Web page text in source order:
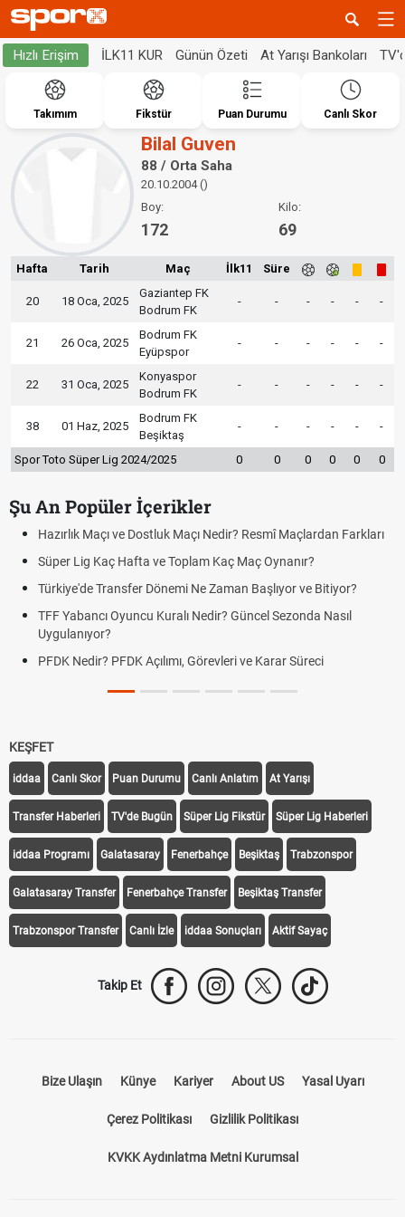
Hızlı Erişim İLK11 KUR Günün Özeti At Yarışı Bankoları
Takımım Fikstür Puan Durumu Canlı Skor
Bilal Guven
88 / Orta Saha
20.10.2004 ()
Boy:
172
Kilo:
69
Hafta Tarih Maç İlk11 Süre
20 18 Oca, 2025
Gaziantep FK
Bodrum FK
- - - - - -
21 26 Oca, 2025
Bodrum FK
Eyüpspor
- - - - - -
22 31 Oca, 2025
Konyaspor
Bodrum FK
- - - - - -
38 01 Haz, 2025
Bodrum FK
Beşiktaş
- - - - - -
Spor Toto Süper Lig 2024/2025 0 0 0 0 0 0
Şu An Popüler İçerikler
Hazırlık Maçı ve Dostluk Maçı Nedir? Resmî Maçlardan Farkları
Süper Lig Kaç Hafta ve Toplam Kaç Maç Oynanır?
Türkiye'de Transfer Dönemi Ne Zaman Başlıyor ve Bitiyor?
TFF Yabancı Oyuncu Kuralı Nedir? Güncel Sezonda Nasıl
Uygulanıyor?
PFDK Nedir? PFDK Açılımı, Görevleri ve Karar Süreci
KEŞFET
iddaa Canlı Skor Puan Durumu Canlı Anlatım At Yarışı
Transfer Haberleri TV'de Bugün Süper Lig Fikstür Süper Lig Haberleri
iddaa Programı Galatasaray Fenerbahçe Beşiktaş Trabzonspor
Galatasaray Transfer Fenerbahçe Transfer Beşiktaş Transfer
Trabzonspor Transfer Canlı İzle iddaa Sonuçları Aktif Sayaç
Takip Et
Bize Ulaşın Künye Kariyer About US Yasal Uyarı
Çerez Politikası Gizlilik Politikası
KVKK Aydınlatma Metni Kurumsal